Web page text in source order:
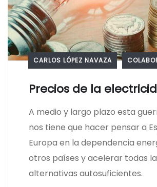
CARLOS LÓPEZ NAVAZA
Precios de la
A medio y largo plazo esta
nos tiene que hacer pensar a
Europa en la dependencia
otros países y acelerar todas
alternativas autosuficientes.